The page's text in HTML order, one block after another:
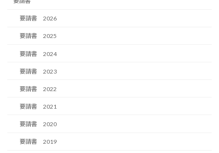
要請書 2026
要請書 2025
要請書 2024
要請書 2023
要請書 2022
要請書 2021
要請書 2020
要請書 2019